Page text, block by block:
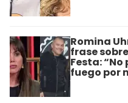
Romina
frase
Festa:
fuego por